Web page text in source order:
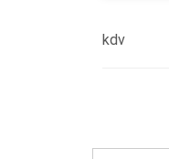
kdv